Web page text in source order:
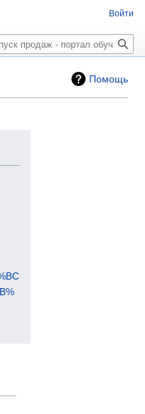
Помощь
Войти